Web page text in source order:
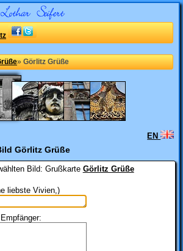
» Görlitz Grüße
EN
Görlitz Grüße
Bild: Grußkarte Görlitz Grüße
liebste Vivien,)